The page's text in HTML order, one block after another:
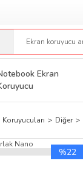
Ekran
Diğer
%22